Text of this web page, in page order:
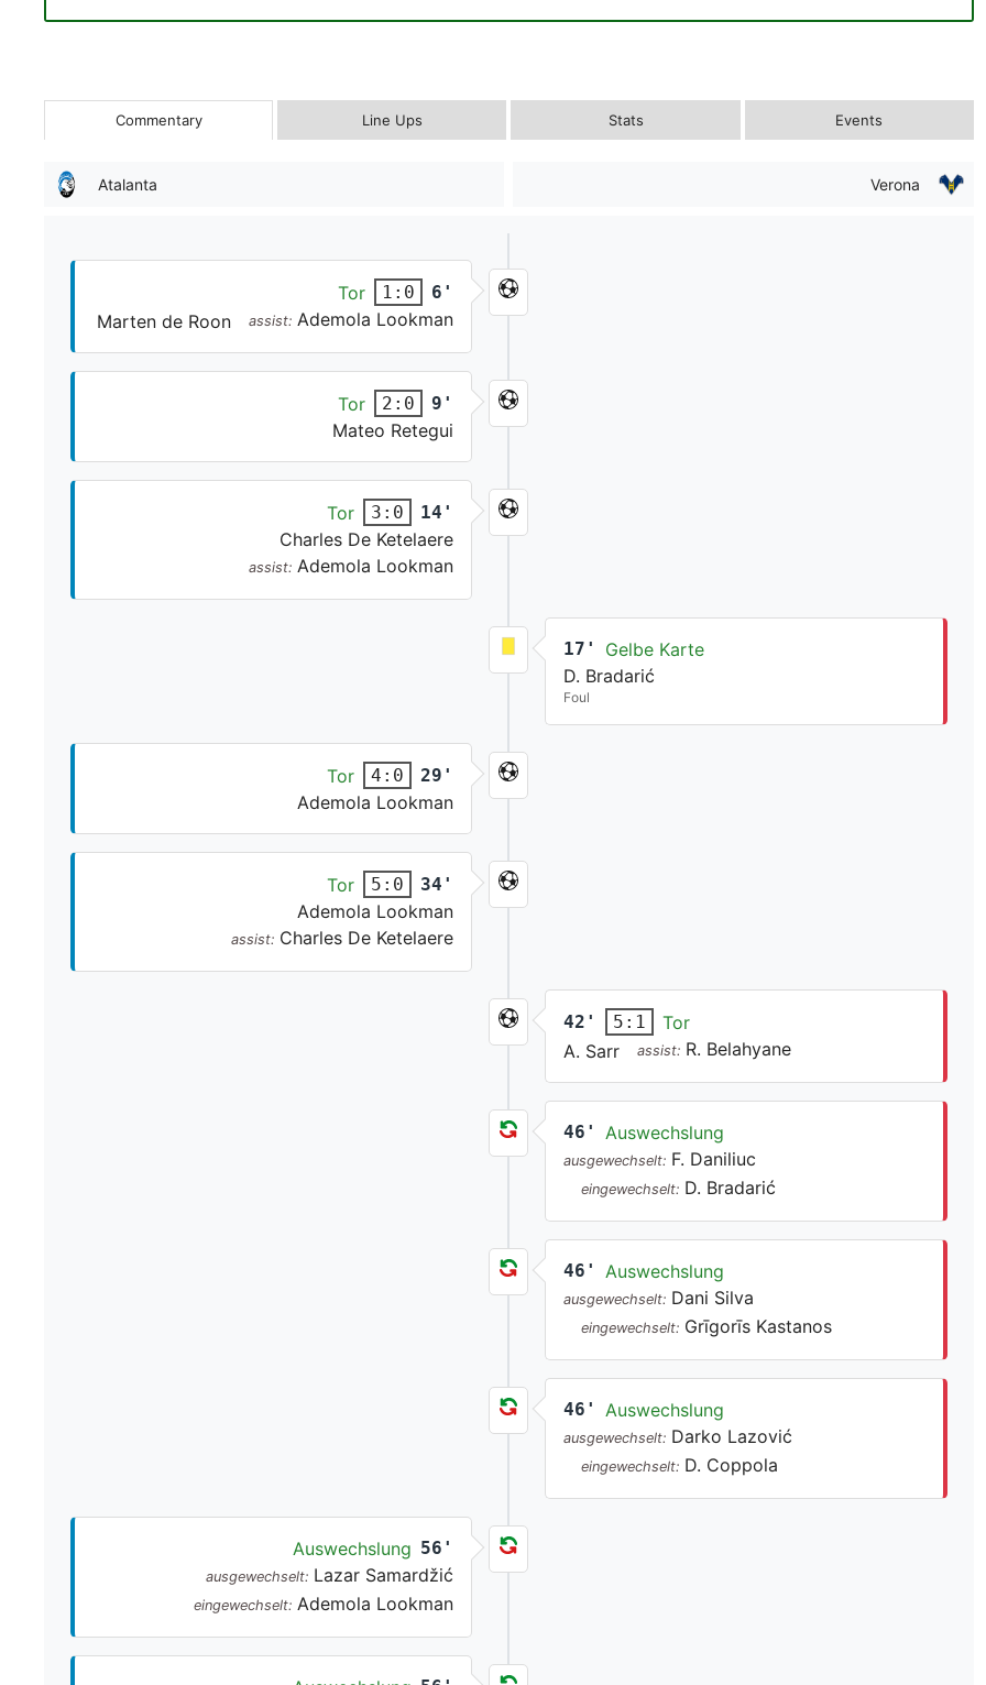
Commentary Line Ups Stats Events
Atalanta Verona
Tor 1:0 6'
Marten de Roon assist:Ademola Lookman
Tor 2:0 9'
Mateo Retegui
Tor 3:0 14'
Charles De Ketelaere
assist:Ademola Lookman
17'
Gelbe Karte
D. Bradarić
Foul
Tor 4:0 29'
Ademola Lookman
Tor 5:0 34'
Ademola Lookman
assist: Charles De Ketelaere
42' 5:1
Tor
A. Sarr
assist: R. Belahyane
46' Auswechslung
ausgewechselt: F. Daniliuc
eingewechselt: D. Bradarić
46' Auswechslung
ausgewechselt: Dani Silva
eingewechselt: Grīgorīs Kastanos
46' Auswechslung
ausgewechselt: Darko Lazović
eingewechselt: D. Coppola
Auswechslung 56'
ausgewechselt: Lazar Samardžić
eingewechselt: Ademola Lookman